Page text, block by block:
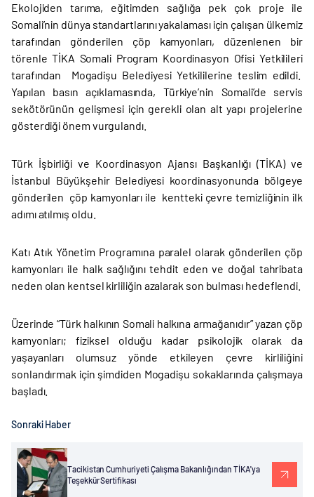
Ekolojiden tarıma, eğitimden sağlığa pek çok proje ile
Somali’nin dünya standartlarını yakalaması için çalışan ülkemiz
tarafından gönderilen çöp kamyonları, düzenlenen bir
törenle TİKA Somali Program Koordinasyon Ofisi Yetkilileri
tarafından Mogadişu Belediyesi Yetkililerine teslim edildi.
Yapılan basın açıklamasında, Türkiye’nin Somali’de servis
sekötörünün gelişmesi için gerekli olan alt yapı projelerine
gösterdiği önem vurgulandı.
Türk İşbirliği ve Koordinasyon Ajansı Başkanlığı (TİKA) ve
İstanbul Büyükşehir Belediyesi koordinasyonunda bölgeye
gönderilen çöp kamyonları ile kentteki çevre temizliğinin ilk
adımı atılmış oldu.
Katı Atık Yönetim Programına paralel olarak gönderilen çöp
kamyonları ile halk sağlığını tehdit eden ve doğal tahribata
neden olan kentsel kirliliğin azalarak son bulması hedeflendi.
Üzerinde “Türk halkının Somali halkına armağanıdır” yazan çöp
kamyonları; fiziksel olduğu kadar psikolojik olarak da
yaşayanları olumsuz yönde etkileyen çevre kirliliğini
sonlandırmak için şimdiden Mogadişu sokaklarında çalışmaya
başladı.
Sonraki Haber
Tacikistan Cumhuriyeti Çalışma Bakanlığından TİKA'ya
Teşekkür Sertifikası